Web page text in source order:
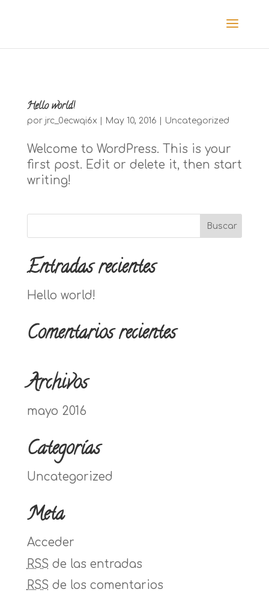
Hello world!
por jrc_0ecwqi6x May 10, 2016 Uncategorized
Welcome to WordPress. This is your
first post. Edit or delete it, then start
writing!
Entradas recientes
Hello world!
Comentarios recientes
Archivos
mayo 2016
Categorías
Uncategorized
Meta
Acceder
RSS de las entradas
RSS de los comentarios